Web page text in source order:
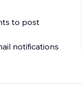
to post
notifications